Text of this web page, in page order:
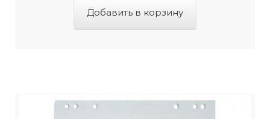
Добавить в корзину